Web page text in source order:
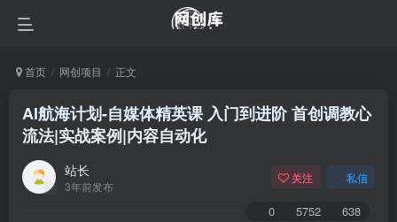
首页 网创项目 正文
AI航海计划-自媒体精英课 入门到进阶 首创调教心
流法|实战案例|内容自动化
站长
3年前发布
关注 私信
0 5752 638